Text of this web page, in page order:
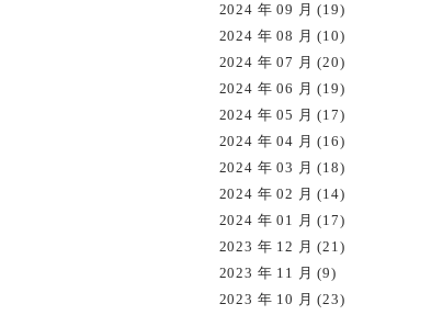
2024 年 09 月 (19)
2024 年 08 月 (10)
2024 年 07 月 (20)
2024 年 06 月 (19)
2024 年 05 月 (17)
2024 年 04 月 (16)
2024 年 03 月 (18)
2024 年 02 月 (14)
2024 年 01 月 (17)
2023 年 12 月 (21)
2023 年 11 月 (9)
2023 年 10 月 (23)